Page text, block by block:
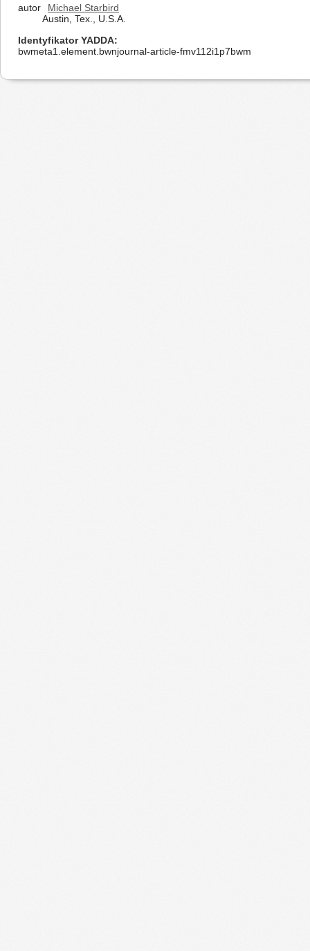
autor
Michael Starbird
Austin, Tex., U.S.A.
Identyfikator YADDA
bwmeta1.element.bwnjournal-article-fmv112i1p7bwm